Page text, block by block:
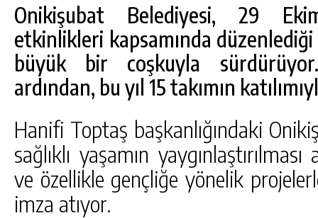
Onikişubat Belediyesi, 29
etkinlikleri kapsamında
büyük bir coşkuyla
ardından, bu yıl 15 takımın
Hanifi Toptaş başkanlığındaki
sağlıklı yaşamın
ve özellikle gençliğe yönelik
imza atıyor.
GÖKSUN HAFIZLIK KIZ KUR’AN KURSU